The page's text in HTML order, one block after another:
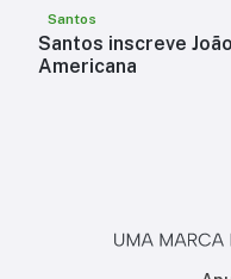
Santos
Santos inscreve
Americana